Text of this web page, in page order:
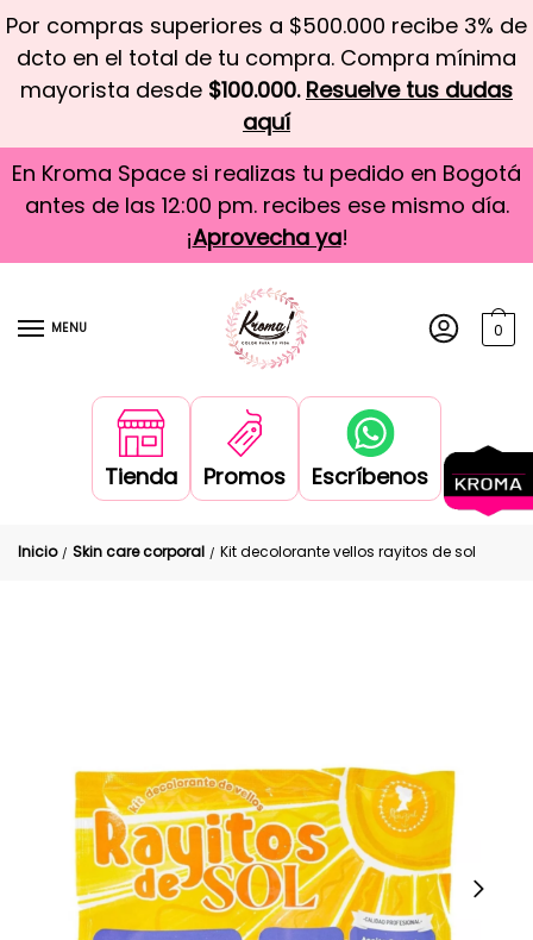
Por compras superiores a $500.000 recibe 3% de
dcto en el total de tu compra. Compra mínima
mayorista desde $100.000. Resuelve tus dudas
aquí
En Kroma Space si realizas tu pedido en Bogotá
antes de las 12:00 pm. recibes ese mismo día.
¡Aprovecha ya!
MENU 0
Tienda Promos Escríbenos
Inicio / Skin care corporal / Kit decolorante vellos rayitos de sol